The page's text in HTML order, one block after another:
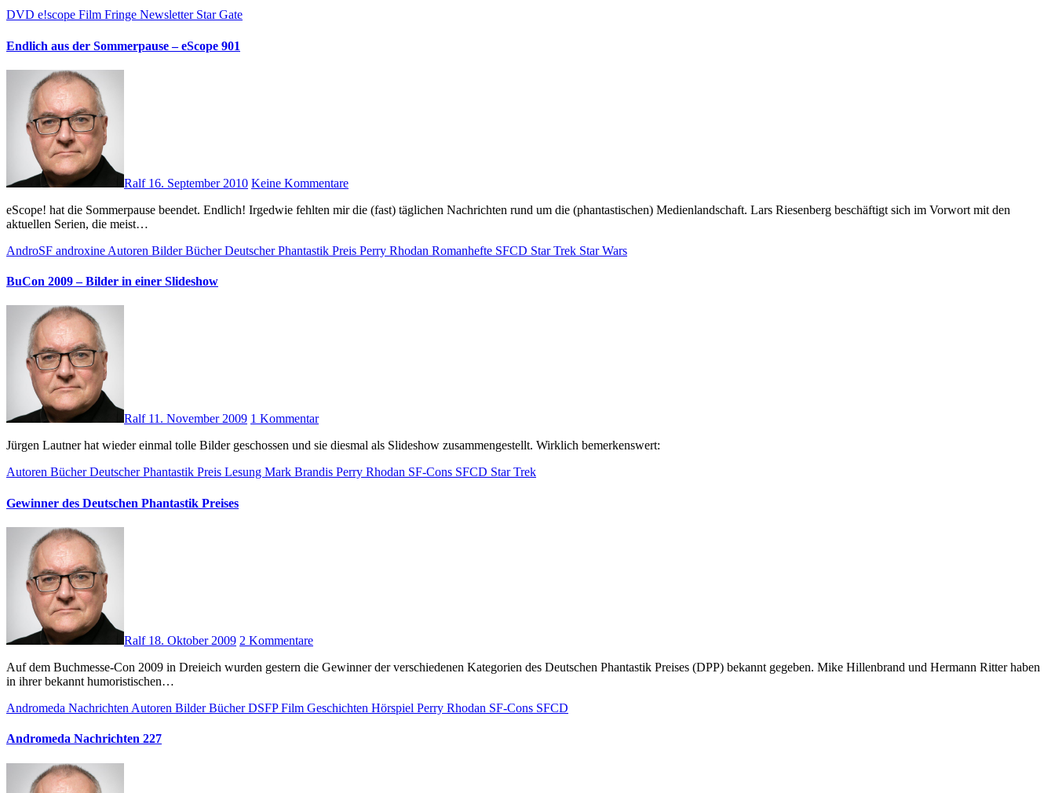
DVD e!scope Film Fringe Newsletter Star Gate
Endlich aus der Sommerpause – eScope 901
Ralf 16. September 2010 Keine Kommentare
eScope! hat die Sommerpause beendet. Endlich! Irgedwie fehlten mir die (fast) täglichen Nachrichten rund um die (phantastischen) Medienlandschaft. Lars Riesenberg beschäftigt sich im Vorwort mit den
aktuellen Serien, die meist…
AndroSF androxine Autoren BilderBücherDeutscher Phantastik Preis Perry Rhodan Romanhefte SFCD Star Trek Star Wars
BuCon 2009 – Bilder in einer Slideshow
Ralf 11. November 2009 1 Kommentar
Jürgen Lautner hat wieder einmal tolle Bilder geschossen und sie diesmal als Slideshow zusammengestellt. Wirklich bemerkenswert:
Autoren BücherDeutscher Phantastik Preis Lesung Mark Brandis Perry Rhodan SF-Cons SFCD Star Trek
Gewinner des Deutschen Phantastik Preises
Ralf 18. Oktober 2009 2 Kommentare
Auf dem Buchmesse-Con 2009 in Dreieich wurden gestern die Gewinner der verschiedenen Kategorien des Deutschen Phantastik Preises (DPP) bekannt gegeben. Mike Hillenbrand und Hermann Ritter haben
in ihrer bekannt humoristischen…
Andromeda Nachrichten Autoren BilderBücherDSFPFilm Geschichten Hörspiel Perry Rhodan SF-Cons SFCD
Andromeda Nachrichten 227